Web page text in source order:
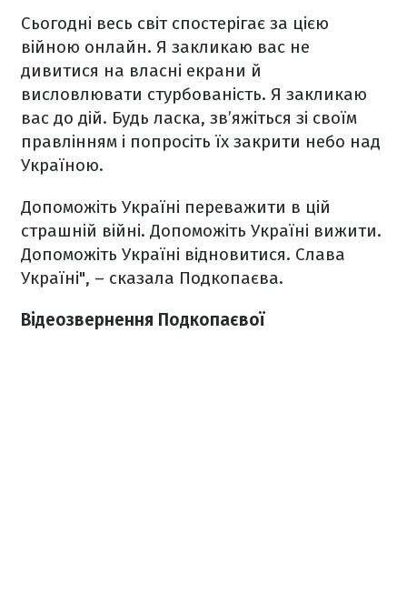
Сьогодні весь світ спостерігає за цією
війною онлайн. Я закликаю вас не
дивитися на власні екрани й
висловлювати стурбованість. Я закликаю
вас до дій. Будь ласка, зв’яжіться зі своїм
правлінням і попросіть їх закрити небо над
Україною.
Допоможіть Україні переважити в цій
страшній війні. Допоможіть Україні вижити.
Допоможіть Україні відновитися. Слава
Україні", – сказала Подкопаєва.
Відеозвернення Подкопаєвої